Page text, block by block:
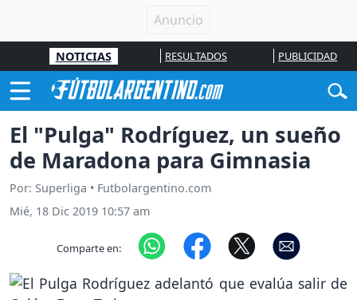
NOTICIAS RESULTADOS PUBLICIDAD
El "Pulga" Rodríguez, un sueño
de Maradona para Gimnasia
Por: Superliga • Futbolargentino.com
Mié, 18 Dic 2019 10:57 am
Comparte en: